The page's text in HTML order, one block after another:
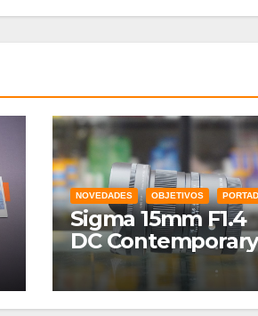
NOVEDADES OBJETIVOS
Sigma 15mm F1.4
DC Contemporary